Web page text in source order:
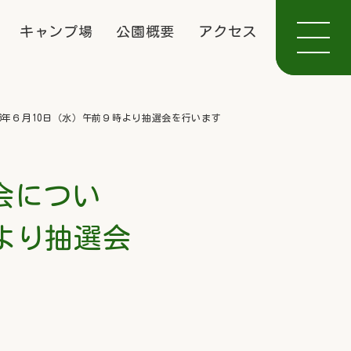
キャンプ場 公園概要 アクセス
月10日（水）午前９時より抽選会を行います
につい
り抽選会